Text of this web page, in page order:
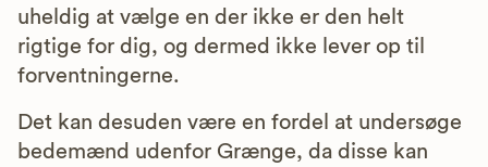
uheldig at vælge en der ikke er den helt
rigtige for dig, og dermed ikke lever op til
forventningerne.
Det kan desuden være en fordel at undersøge
bedemænd udenfor Grænge, da disse kan